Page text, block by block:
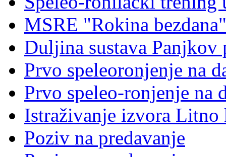
MSRE "Rokina
Duljina sustava Panjkov
Prvo speleoronjenje na
Prvo speleo-ronjenje na
Istraživanje izvora Litno
Poziv na predavanje